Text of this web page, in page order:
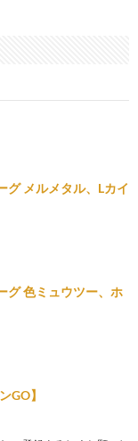
グ メルメタル、Lカイ
グ 色ミュウツー、ホ
GO】